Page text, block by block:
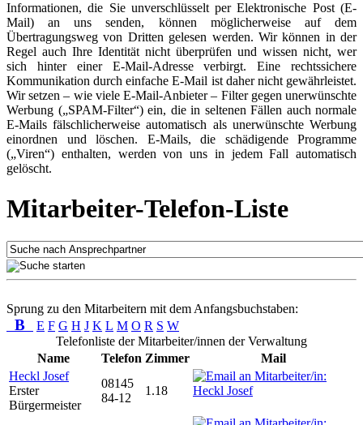
Informationen, die Sie unverschlüsselt per Elektronische Post (E-
Mail) an uns senden, können möglicherweise auf dem
Übertragungsweg von Dritten gelesen werden. Wir können in der
Regel auch Ihre Identität nicht überprüfen und wissen nicht, wer
sich hinter einer E-Mail-Adresse verbirgt. Eine rechtssichere
Kommunikation durch einfache E-Mail ist daher nicht gewährleistet.
Wir setzen – wie viele E-Mail-Anbieter – Filter gegen unerwünschte
Werbung („SPAM-Filter“) ein, die in seltenen Fällen auch normale
E-Mails fälschlicherweise automatisch als unerwünschte Werbung
einordnen und löschen. E-Mails, die schädigende Programme
(„Viren“) enthalten, werden von uns in jedem Fall automatisch
gelöscht.
Mitarbeiter-Telefon-Liste
Sprung zu den Mitarbeitern mit dem Anfangsbuchstaben:
B E F G H J K L M O R S W
Telefonliste der Mitarbeiter/innen der Verwaltung
Name
Telefon Zimmer
Mail
Heckl Josef
Erster
Bürgermeister
08145
84-12
1.18